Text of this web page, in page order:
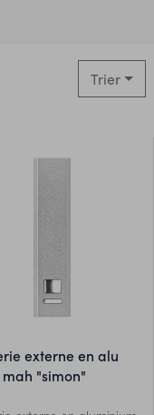
Trier
mah "simon"